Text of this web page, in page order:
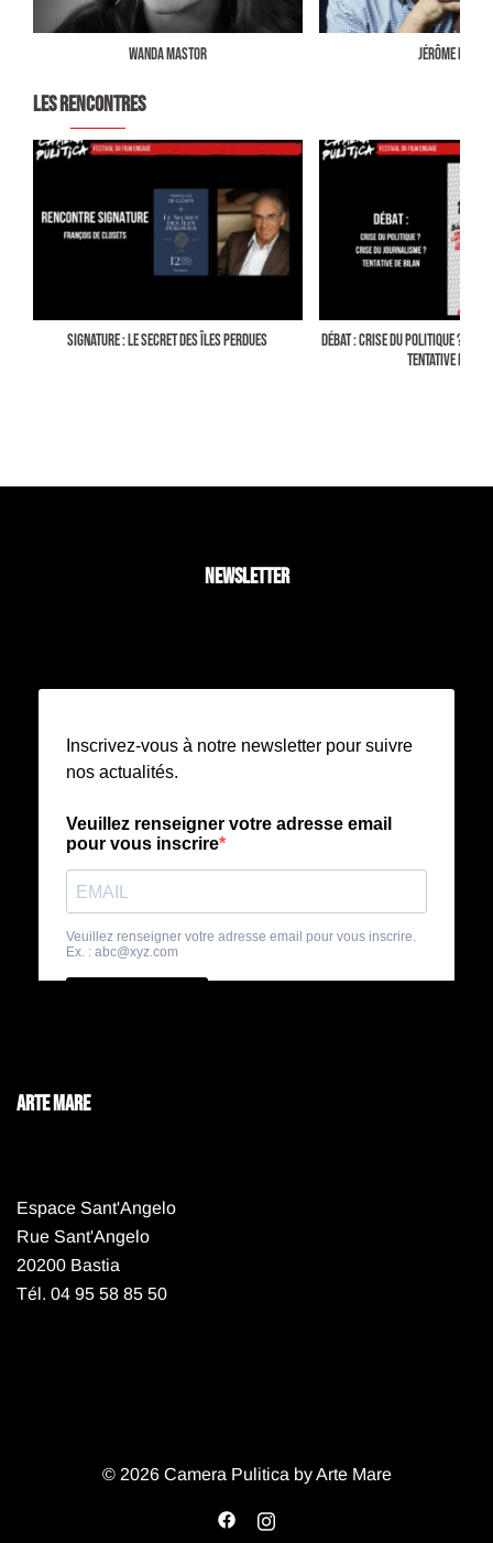
Wanda Mastor Jérôme Leroy
LES RENCONTRES
SIGNATURE : LE SECRET DES ÎLES PERDUES
DÉBAT : CRISE DU POLITIQUE ?
TENTATIVE DE
NEWSLETTER
ARTE MARE
Espace Sant'Angelo
Rue Sant'Angelo
20200 Bastia
Tél. 04 95 58 85 50
© 2026 Camera Pulitica by Arte Mare